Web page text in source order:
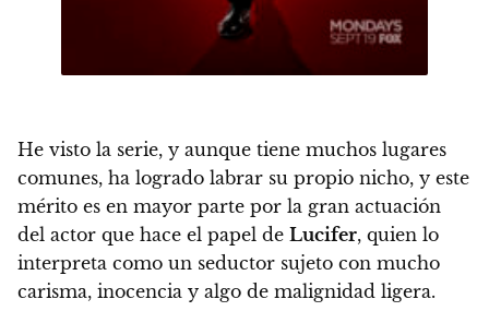
He visto la serie, y aunque tiene muchos lugares
comunes, ha logrado labrar su propio nicho, y este
mérito es en mayor parte por la gran actuación
del actor que hace el papel de Lucifer, quien lo
interpreta como un seductor sujeto con mucho
carisma, inocencia y algo de malignidad ligera.